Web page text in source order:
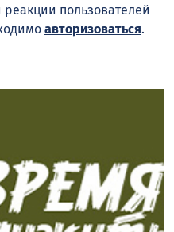
пользователей
авторизоваться.